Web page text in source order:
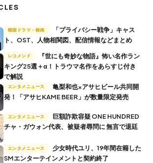
韓国ドラマ・映画
ト、OST、人物相関図、配信情報などまとめ
レコメンド
キング25選＋α！トラウマ名作をあらすじ付き
で解説
エンタメニュース
発！「アサヒKAME BEER」が数量限定発売
エンタメニュース
チャ・ガウォン代表、被疑者尋問に 無言で退廷
エンタメニュース
SMエンターテインメントと契約終了